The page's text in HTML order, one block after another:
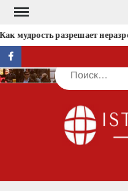
Перейти
содержимому
мудрость разрешает
facebook
Поиск